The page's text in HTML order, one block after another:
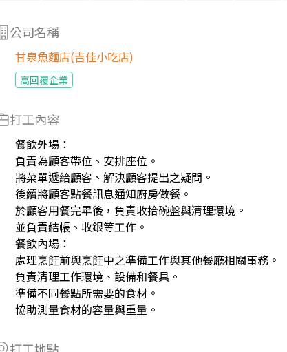
公司名稱
甘泉魚麵店(吉佳小吃店)
高回覆企業
打工內容
餐飲外場：
負責為顧客帶位、安排座位。
將菜單遞給顧客、解決顧客提出之疑問。
後續將顧客點餐訊息通知廚房做餐。
於顧客用餐完畢後，負責收拾碗盤與清理環境。
並負責結帳、收銀等工作。
餐飲內場：
處理烹飪前與烹飪中之準備工作與其他餐廳相關事務。
負責清理工作環境、設備和餐具。
準備不同餐點所需要的食材。
協助測量食材的容量與重量。